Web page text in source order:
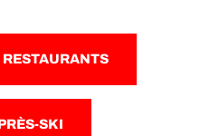
RESTAURANTS
SKI